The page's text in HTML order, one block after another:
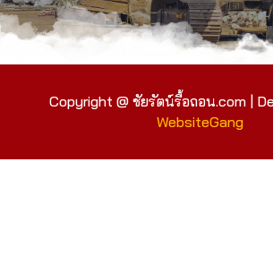
Copyright @ ชัยรัตน์รื้อถอน.com |
WebsiteGang